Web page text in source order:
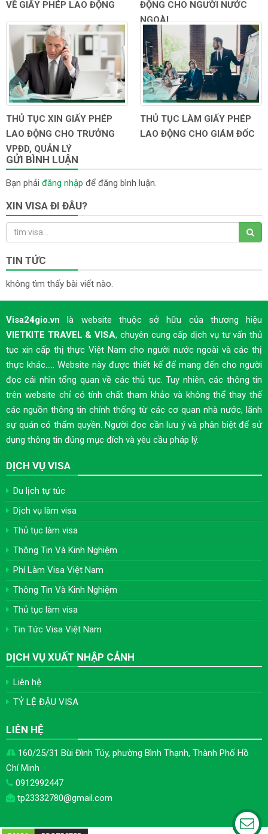
VỀ GIẤY PHÉP LAO ĐỘNG
ĐỘNG CHO NGƯỜI NƯỚC
NGOÀI
THỦ TỤC XIN GIẤY PHÉP
LAO ĐỘNG CHO TRƯỞNG
VPĐD, QUẢN LÝ
THỦ TỤC LÀM GIẤY PHÉP
LAO ĐỘNG CHO GIÁM ĐỐC
GỬI BÌNH LUẬN
Bạn phải đăng nhập để đăng bình luận.
XIN VISA ĐI ĐÂU?
TIN TỨC
không tìm thấy bài viết nào.
Visa24gio.vn là website thuộc sở hữu của thương hiệu
VIETKITE TRAVEL & VISA, chuyên cung cấp dịch vụ tư vấn thủ
tục xin cấp thị thực Việt Nam cho người nước ngoài và các thị
thực khác..... Website này được thiết kế để mang đến cho người
đọc cái nhìn tổng quan về các thủ tục. Tuy nhiên, các thông tin
trên website chỉ có tính chất tham khảo và không thể thay thế
các nguồn thông tin chính thống từ các cơ quan nhà nước, lãnh
sự quán có thẩm quyền. Người đọc cần lưu ý và phân biệt để sử
dụng thông tin đúng mục đích và yêu cầu pháp lý.
DỊCH VỤ VISA
Du lịch tự túc
Dịch vụ làm visa
Thủ tục làm visa
Thông Tin Và Kinh Nghiệm
Phí Làm Visa Việt Nam
Thông Tin Và Kinh Nghiệm
Thủ tục làm visa
Tin Tức Visa Việt Nam
DỊCH VỤ XUẤT NHẬP CẢNH
Liên hệ
TỶ LỆ ĐẬU VISA
LIÊN HỆ
160/25/31 Bùi Đình Túy, phường Bình Thạnh, Thành Phố Hồ
Chí Minh
0912992447
tp23332780@gmail.com